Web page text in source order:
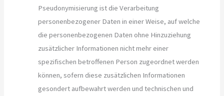
Pseudonymisierung ist die Verarbeitung
personenbezogener Daten in einer Weise, auf welche
die personenbezogenen Daten ohne Hinzuziehung
zusätzlicher Informationen nicht mehr einer
spezifischen betroffenen Person zugeordnet werden
können, sofern diese zusätzlichen Informationen
gesondert aufbewahrt werden und technischen und